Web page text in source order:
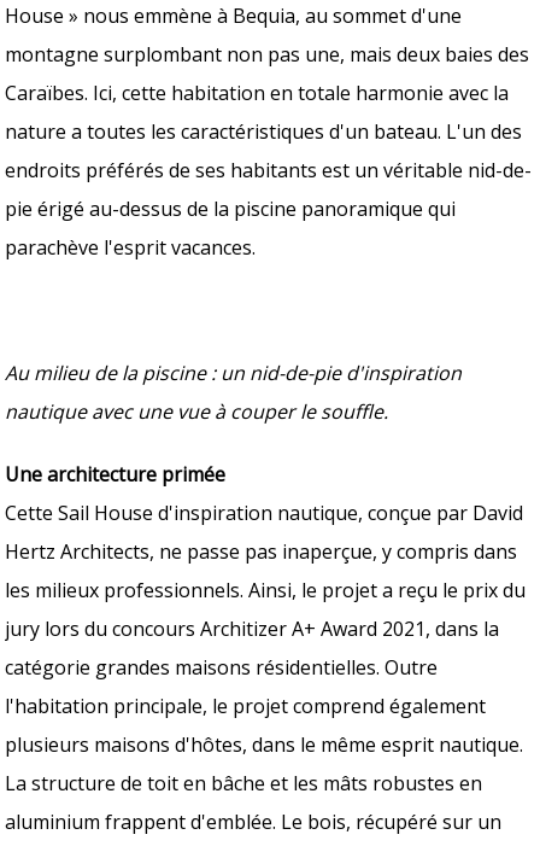
House » nous emmène à Bequia, au sommet d'une
montagne surplombant non pas une, mais deux baies des
Caraïbes. Ici, cette habitation en totale harmonie avec la
nature a toutes les caractéristiques d'un bateau. L'un des
endroits préférés de ses habitants est un véritable nid-de-
pie érigé au-dessus de la piscine panoramique qui
parachève l'esprit vacances.
Au milieu de la piscine : un nid-de-pie d'inspiration
nautique avec une vue à couper le souffle.
Une architecture primée
Cette Sail House d'inspiration nautique, conçue par David
Hertz Architects, ne passe pas inaperçue, y compris dans
les milieux professionnels. Ainsi, le projet a reçu le prix du
jury lors du concours Architizer A+ Award 2021, dans la
catégorie grandes maisons résidentielles. Outre
l'habitation principale, le projet comprend également
plusieurs maisons d'hôtes, dans le même esprit nautique.
La structure de toit en bâche et les mâts robustes en
aluminium frappent d'emblée. Le bois, récupéré sur un